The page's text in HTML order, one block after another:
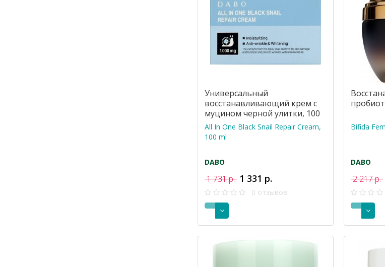
Универсальный
восстанавливающий крем с
муцином черной улитки, 100
мл
All In One Black Snail Repair Cream,
100 ml
DABO
1 731 р. 1 331 р.
0 отзывов
Bifida
DABO
2 217 р.